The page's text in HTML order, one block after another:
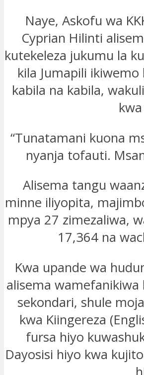
Naye, Askofu wa
Cyprian Hilinti
kutekeleza jukumu la
kila Jumapili
kabila na kabila,
“Tunatamani kuona
nyanja tofauti.
Alisema tangu
minne iliyopita,
mpya 27 zimezaliwa,
17,364 na
Kwa upande wa
alisema wamefanikiwa
sekondari, shule
kwa Kiingereza
fursa hiyo
Dayosisi hiyo kwa